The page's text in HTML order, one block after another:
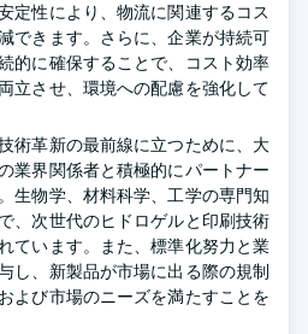
定性により、物流に関連するコス
できます。さらに、企業が持続可
的に確保することで、コスト効率
立させ、環境への配慮を強化して
術革新の最前線に立つために、大
業界関係者と積極的にパートナー
生物学、材料科学、工学の専門知
、次世代のヒドロゲルと印刷技術
ています。また、標準化努力と業
し、新製品が市場に出る際の規制
よび市場のニーズを満たすことを